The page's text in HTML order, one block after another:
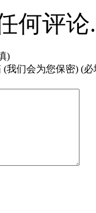
何评论.
)
(我们会为您保密) (必